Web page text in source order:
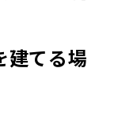
建てる場